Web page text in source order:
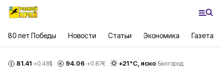
80 лет Победы Новости Статьи Экономика Газета
81.41 +0.48$ 94.06 +0.87€ +21°С, ясно Белгород